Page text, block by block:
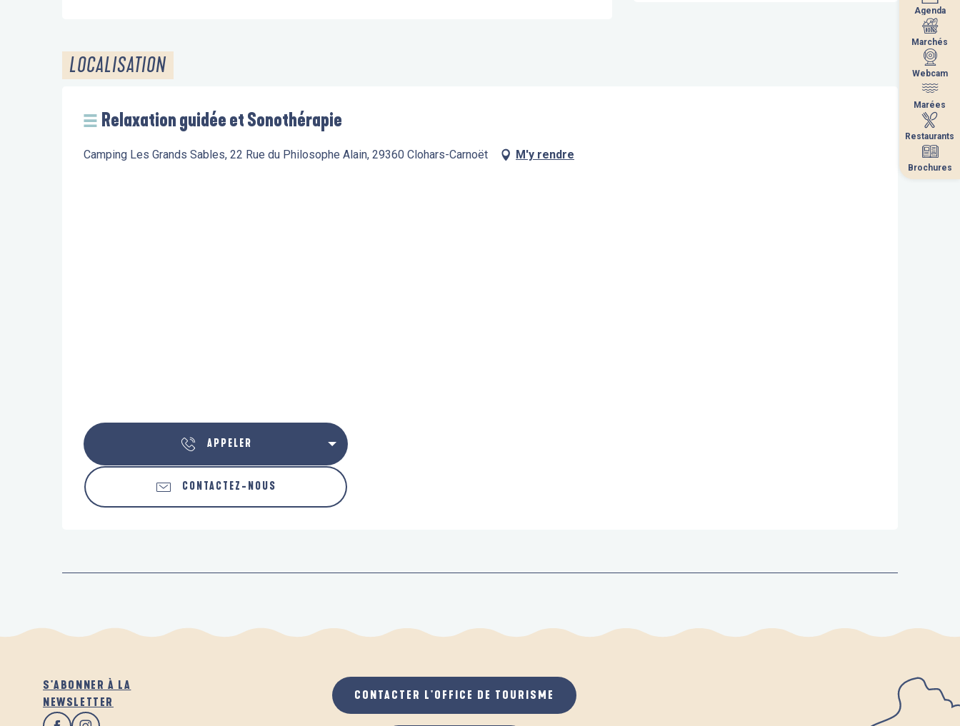
Agenda
Marchés
Webcam
Marées
Restaurants
Brochures
LOCALISATION
Relaxation guidée et Sonothérapie
Camping Les Grands Sables, 22 Rue du Philosophe Alain, 29360 Clohars-Carnoët M'y rendre
APPELER
CONTACTEZ-NOUS
S'ABONNER À LA
NEWSLETTER
CONTACTER L'OFFICE DE TOURISME